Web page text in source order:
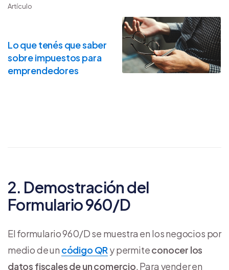
Artículo
Lo que tenés que saber
sobre impuestos para
emprendedores
2. Demostración del
Formulario 960/D
El formulario 960/D se muestra en los negocios por
medio de un código QR y permiteconocer los
datos fiscales de un comercio. Para vender en